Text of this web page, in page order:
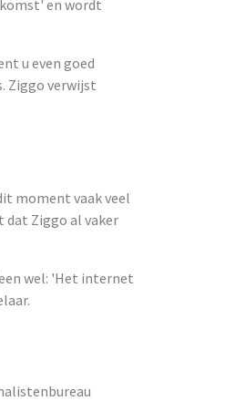
en wordt
u even goed
Ziggo verwijst
moment vaak veel
dat Ziggo al vaker
wel: 'Het internet